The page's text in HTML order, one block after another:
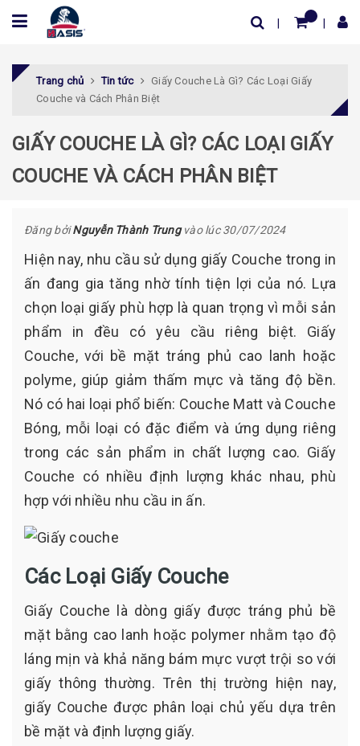
Trang chủ Tin tức
Giấy Couche Là Gì? Các Loại Giấy
Couche và Cách Phân Biệt
GIẤY COUCHE LÀ GÌ? CÁC LOẠI GIẤY
COUCHE VÀ CÁCH PHÂN BIỆT
Đăng bởiNguyễn Thành Trungvào lúc 30/07/2024
Hiện nay, nhu cầu sử dụng giấy Couche trong in
ấn đang gia tăng nhờ tính tiện lợi của nó. Lựa
chọn loại giấy phù hợp là quan trọng vì mỗi sản
phẩm in đều có yêu cầu riêng biệt. Giấy
Couche, với bề mặt tráng phủ cao lanh hoặc
polyme, giúp giảm thấm mực và tăng độ bền.
Nó có hai loại phổ biến: Couche Matt và Couche
Bóng, mỗi loại có đặc điểm và ứng dụng riêng
trong các sản phẩm in chất lượng cao. Giấy
Couche có nhiều định lượng khác nhau, phù
hợp với nhiều nhu cầu in ấn.
Các Loại Giấy Couche
Giấy Couche là dòng giấy được tráng phủ bề
mặt bằng cao lanh hoặc polymer nhằm tạo độ
láng mịn và khả năng bám mực vượt trội so với
giấy thông thường. Trên thị trường hiện nay,
giấy Couche được phân loại chủ yếu dựa trên
bề mặt và định lượng giấy.